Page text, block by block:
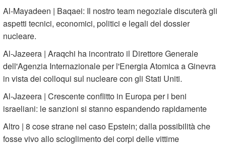
Al-Mayadeen | Baqaei: Il nostro team negoziale discuterà gli
aspetti tecnici, economici, politici e legali del dossier
nucleare.
Al-Jazeera | Araqchi ha incontrato il Direttore Generale
dell'Agenzia Internazionale per l'Energia Atomica a Ginevra
in vista dei colloqui sul nucleare con gli Stati Uniti.
Al-Jazeera | Crescente conflitto in Europa per i beni
israeliani: le sanzioni si stanno espandendo rapidamente
Altro | 8 cose strane nel caso Epstein; dalla possibilità che
fosse vivo allo scioglimento dei corpi delle vittime